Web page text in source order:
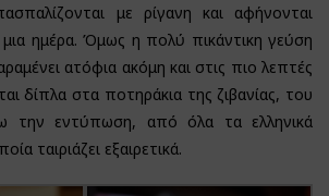
με ρίγανη και αφήνονται
μια ημέρα. Όμως η πολύ πικάντικη γεύση
ατόφια ακόμη και στις πιο λεπτές
δίπλα στα ποτηράκια της ζιβανίας, του
την εντύπωση, από όλα τα ελληνικά
ταιριάζει εξαιρετικά.